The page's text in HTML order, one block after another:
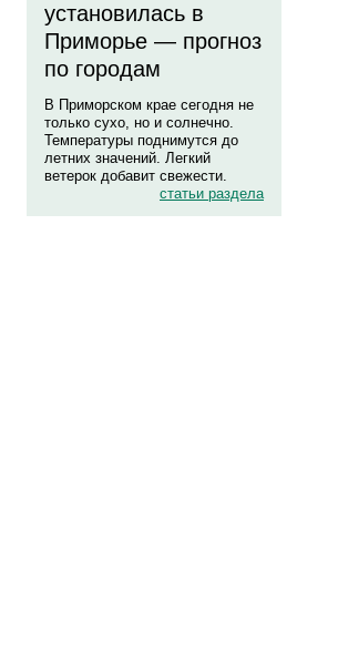
установилась в
Приморье — прогноз
по городам
В Приморском крае сегодня не
только сухо, но и солнечно.
Температуры поднимутся до
летних значений. Легкий
ветерок добавит свежести.
статьи раздела